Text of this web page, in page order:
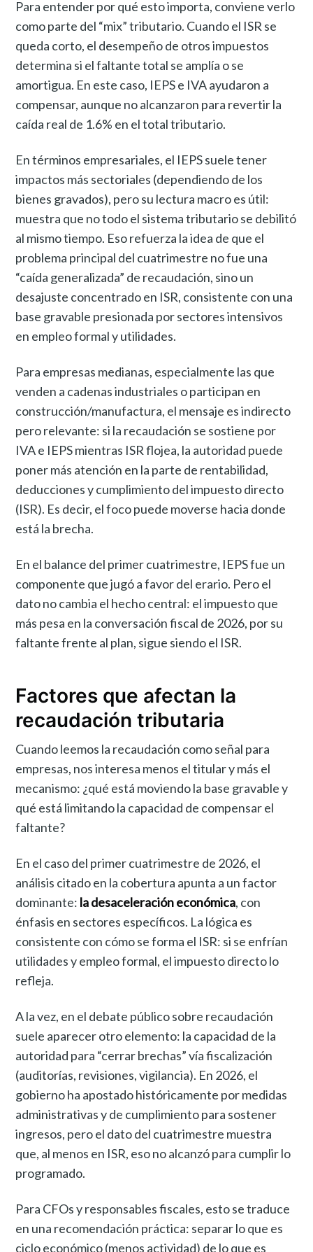
Para entender por qué esto importa, conviene verlo
como parte del “mix” tributario. Cuando el ISR se
queda corto, el desempeño de otros impuestos
determina si el faltante total se amplía o se
amortigua. En este caso, IEPS e IVA ayudaron a
compensar, aunque no alcanzaron para revertir la
caída real de 1.6% en el total tributario.
En términos empresariales, el IEPS suele tener
impactos más sectoriales (dependiendo de los
bienes gravados), pero su lectura macro es útil:
muestra que no todo el sistema tributario se debilitó
al mismo tiempo. Eso refuerza la idea de que el
problema principal del cuatrimestre no fue una
“caída generalizada” de recaudación, sino un
desajuste concentrado en ISR, consistente con una
base gravable presionada por sectores intensivos
en empleo formal y utilidades.
Para empresas medianas, especialmente las que
venden a cadenas industriales o participan en
construcción/manufactura, el mensaje es indirecto
pero relevante: si la recaudación se sostiene por
IVA e IEPS mientras ISR flojea, la autoridad puede
poner más atención en la parte de rentabilidad,
deducciones y cumplimiento del impuesto directo
(ISR). Es decir, el foco puede moverse hacia donde
está la brecha.
En el balance del primer cuatrimestre, IEPS fue un
componente que jugó a favor del erario. Pero el
dato no cambia el hecho central: el impuesto que
más pesa en la conversación fiscal de 2026, por su
faltante frente al plan, sigue siendo el ISR.
Factores que afectan la
recaudación tributaria
Cuando leemos la recaudación como señal para
empresas, nos interesa menos el titular y más el
mecanismo: ¿qué está moviendo la base gravable y
qué está limitando la capacidad de compensar el
faltante?
En el caso del primer cuatrimestre de 2026, el
análisis citado en la cobertura apunta a un factor
dominante: la desaceleración económica, con
énfasis en sectores específicos. La lógica es
consistente con cómo se forma el ISR: si se enfrían
utilidades y empleo formal, el impuesto directo lo
refleja.
A la vez, en el debate público sobre recaudación
suele aparecer otro elemento: la capacidad de la
autoridad para “cerrar brechas” vía fiscalización
(auditorías, revisiones, vigilancia). En 2026, el
gobierno ha apostado históricamente por medidas
administrativas y de cumplimiento para sostener
ingresos, pero el dato del cuatrimestre muestra
que, al menos en ISR, eso no alcanzó para cumplir lo
programado.
Para CFOs y responsables fiscales, esto se traduce
en una recomendación práctica: separar lo que es
ciclo económico (menos actividad) de lo que es